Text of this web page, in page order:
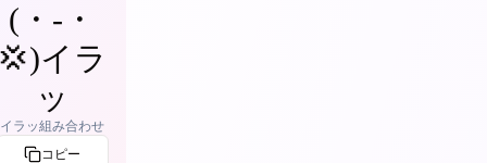
(・-・
イラ
ッ
イラッ組み合わせ
コピー